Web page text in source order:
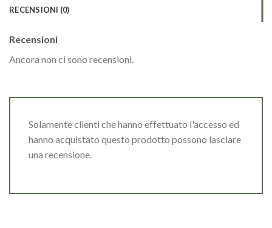
RECENSIONI (0)
Recensioni
Ancora non ci sono recensioni.
Solamente clienti che hanno effettuato l'accesso ed
hanno acquistato questo prodotto possono lasciare
una recensione.